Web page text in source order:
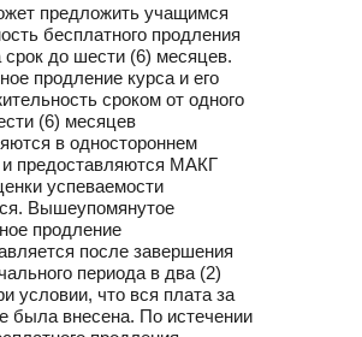
предложить учащимся
бесплатного продления
срок до шести (6) месяцев.
продление курса и его
сроком от одного
(6) месяцев
в одностороннем
и предоставляются МАКГ
успеваемости
Вышеупомянутое
продление
после завершения
периода в два (2)
условии, что вся плата за
была внесена. По истечении